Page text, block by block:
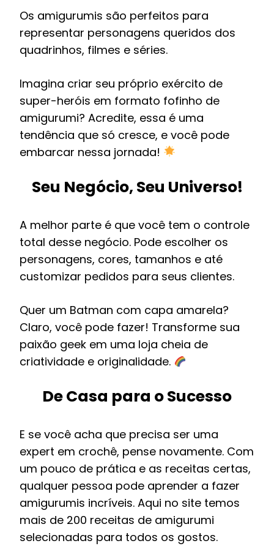
Os amigurumis são perfeitos para
representar personagens queridos dos
quadrinhos, filmes e séries.
Imagina criar seu próprio exército de
super-heróis em formato fofinho de
amigurumi? Acredite, essa é uma
tendência que só cresce, e você pode
embarcar nessa jornada!
Seu Negócio, Seu Universo!
A melhor parte é que você tem o controle
total desse negócio. Pode escolher os
personagens, cores, tamanhos e até
customizar pedidos para seus clientes.
Quer um Batman com capa amarela?
Claro, você pode fazer! Transforme sua
paixão geek em uma loja cheia de
criatividade e originalidade.
De Casa para o Sucesso
E se você acha que precisa ser uma
expert em crochê, pense novamente. Com
um pouco de prática e as receitas certas,
qualquer pessoa pode aprender a fazer
amigurumis incríveis. Aqui no site temos
mais de 200 receitas de amigurumi
selecionadas para todos os gostos.